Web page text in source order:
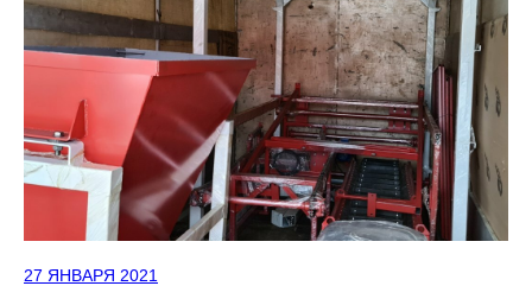
27 ЯНВАРЯ 2021